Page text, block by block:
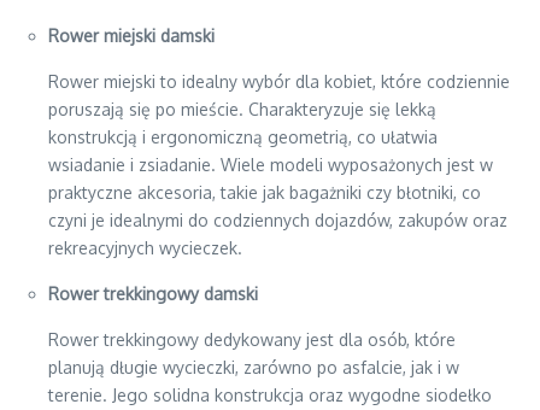
Rower miejski damski
Rower miejski to idealny wybór dla kobiet, które codziennie
poruszają się po mieście. Charakteryzuje się lekką
konstrukcją i ergonomiczną geometrią, co ułatwia
wsiadanie i zsiadanie. Wiele modeli wyposażonych jest w
praktyczne akcesoria, takie jak bagażniki czy błotniki, co
czyni je idealnymi do codziennych dojazdów, zakupów oraz
rekreacyjnych wycieczek.
Rower trekkingowy damski
Rower trekkingowy dedykowany jest dla osób, które
planują długie wycieczki, zarówno po asfalcie, jak i w
terenie. Jego solidna konstrukcja oraz wygodne siodełko